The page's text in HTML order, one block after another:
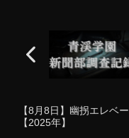
【8月8日】幽拐エレベ
【2025年】